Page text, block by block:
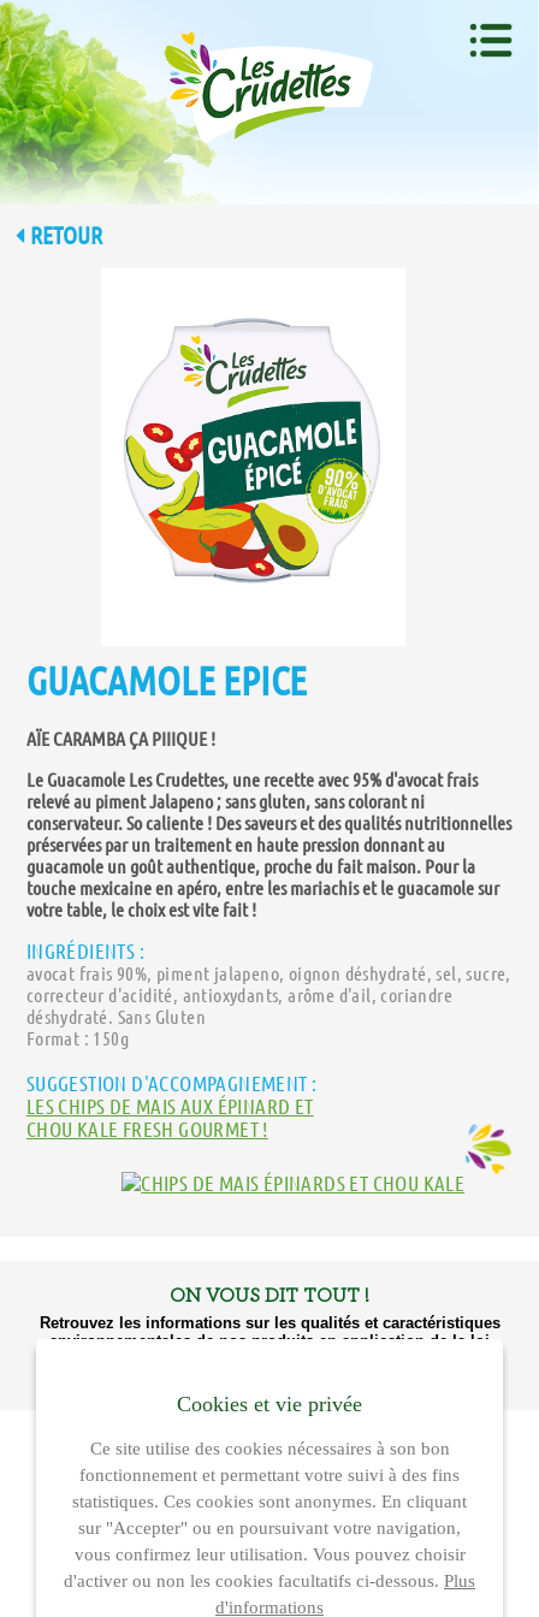
RETOUR
GUACAMOLE EPICE
AÏE CARAMBA ÇA PIIIQUE !
Le Guacamole Les Crudettes, une recette avec 95% d'avocat frais
relevé au piment Jalapeno ; sans gluten, sans colorant ni
conservateur. So caliente ! Des saveurs et des qualités nutritionnelles
préservées par un traitement en haute pression donnant au
guacamole un goût authentique, proche du fait maison. Pour la
touche mexicaine en apéro, entre les mariachis et le guacamole sur
votre table, le choix est vite fait !
INGRÉDIENTS :
avocat frais 90%, piment jalapeno, oignon déshydraté, sel, sucre,
correcteur d'acidité, antioxydants, arôme d'ail, coriandre
déshydraté. Sans Gluten
Format : 150g
SUGGESTION D'ACCOMPAGNEMENT :
LES CHIPS DE MAIS AUX ÉPINARD ET
CHOU KALE FRESH GOURMET !
ON VOUS DIT TOUT !
Retrouvez les informations sur les qualités et caractéristiques
environnementales de nos produits en application de la loi
Cookies et vie privée
Ce site utilise des cookies nécessaires à son bon
fonctionnement et permettant votre suivi à des fins
statistiques. Ces cookies sont anonymes. En cliquant
sur "Accepter" ou en poursuivant votre navigation,
vous confirmez leur utilisation. Vous pouvez choisir
d'activer ou non les cookies facultatifs ci-dessous. Plus
d'informations